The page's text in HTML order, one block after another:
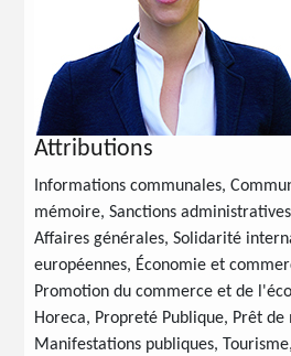
Attributions
Informations communales,
mémoire, Sanctions
Affaires générales, Solidarité
européennes, Économie et
Promotion du commerce et de
Horeca, Propreté Publique, Prêt
Manifestations publiques,